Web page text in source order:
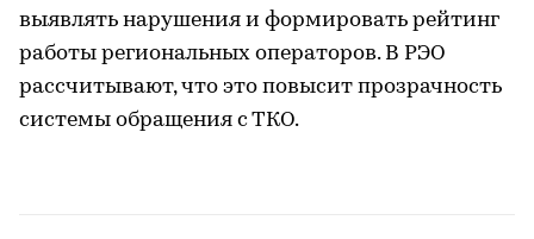
выявлять нарушения и формировать рейтинг
работы региональных операторов. В РЭО
рассчитывают, что это повысит прозрачность
системы обращения с ТКО.